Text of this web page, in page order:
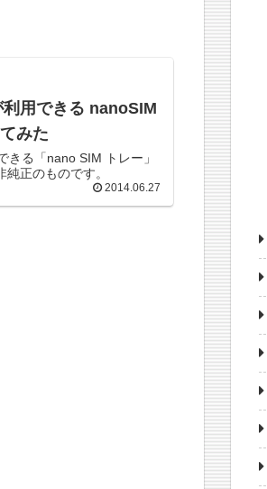
用できる nanoSIM
みた
きる「nano SIM トレー」
ろん、非純正のものです。
2014.06.27